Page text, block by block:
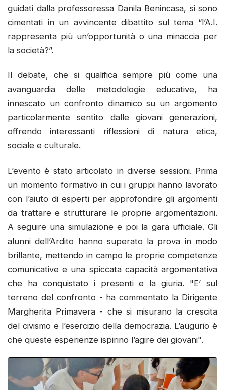
guidati dalla professoressa Danila Benincasa, si sono
cimentati in un avvincente dibattito sul tema “l’A.I.
rappresenta più un’opportunità o una minaccia per
la società?”.
Il debate, che si qualifica sempre più come una
avanguardia delle metodologie educative, ha
innescato un confronto dinamico su un argomento
particolarmente sentito dalle giovani generazioni,
offrendo interessanti riflessioni di natura etica,
sociale e culturale.
L’evento è stato articolato in diverse sessioni. Prima
un momento formativo in cui i gruppi hanno lavorato
con l’aiuto di esperti per approfondire gli argomenti
da trattare e strutturare le proprie argomentazioni.
A seguire una simulazione e poi la gara ufficiale. Gli
alunni dell’Ardito hanno superato la prova in modo
brillante, mettendo in campo le proprie competenze
comunicative e una spiccata capacità argomentativa
che ha conquistato i presenti e la giuria. "E’ sul
terreno del confronto - ha commentato la Dirigente
Margherita Primavera - che si misurano la crescita
del civismo e l’esercizio della democrazia. L’augurio è
che queste esperienze ispirino l’agire dei giovani".